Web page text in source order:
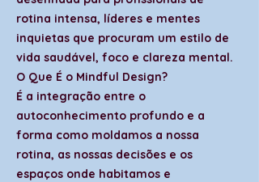
rotina intensa, líderes e mentes
inquietas que procuram um estilo de
vida saudável, foco e clareza mental.
O Que É o Mindful Design?
É a integração entre o
autoconhecimento profundo e a
forma como moldamos a nossa
rotina, as nossas decisões e os
espaços onde habitamos e